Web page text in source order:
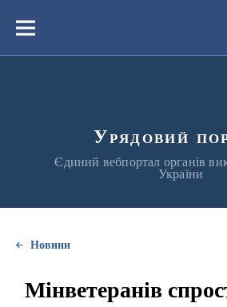
вмістуМеню
Урядовий
Єдиний вебпортал органів
України
Новини
Мінветеранів